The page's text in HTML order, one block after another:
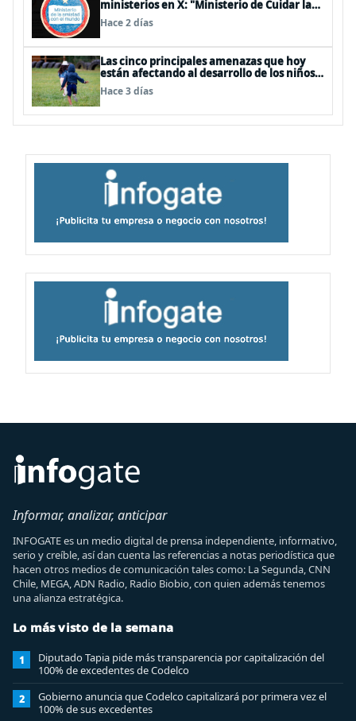
ministerios en X: "Ministerio de Cuidar la
Plata", "Ministerio de la amistad..."
Hace 2 días
Las cinco principales amenazas que hoy
están afectando al desarrollo de los niños
en Chile
Hace 3 días
Informar, analizar, anticipar
INFOGATE es un medio digital de prensa independiente, informativo,
serio y creíble, así dan cuenta las referencias a notas periodística que
hacen otros medios de comunicación tales como: La Segunda, CNN
Chile, MEGA, ADN Radio, Radio Biobio, con quien además tenemos
una alianza estratégica.
Lo más visto de la semana
1
Diputado Tapia pide más transparencia por capitalización del
100% de excedentes de Codelco
2
Gobierno anuncia que Codelco capitalizará por primera vez el
100% de sus excedentes